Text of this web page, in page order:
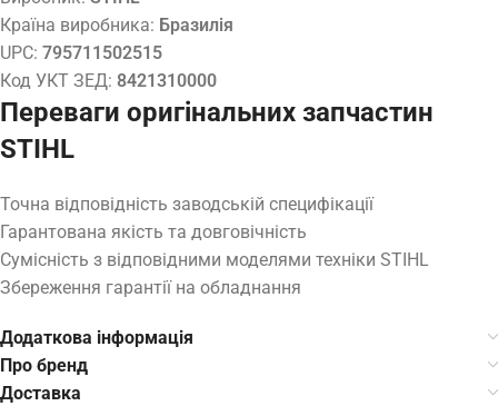
Країна виробника: Бразилія
UPC: 795711502515
Код УКТ ЗЕД: 8421310000
Переваги оригінальних запчастин
STIHL
Точна відповідність заводській специфікації
Гарантована якість та довговічність
Сумісність з відповідними моделями техніки STIHL
Збереження гарантії на обладнання
Додаткова інформація
Про бренд
Доставка